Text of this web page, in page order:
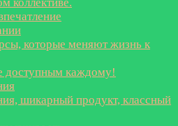
которые меняют жизнь к
доступным каждому!
шикарный продукт, классный